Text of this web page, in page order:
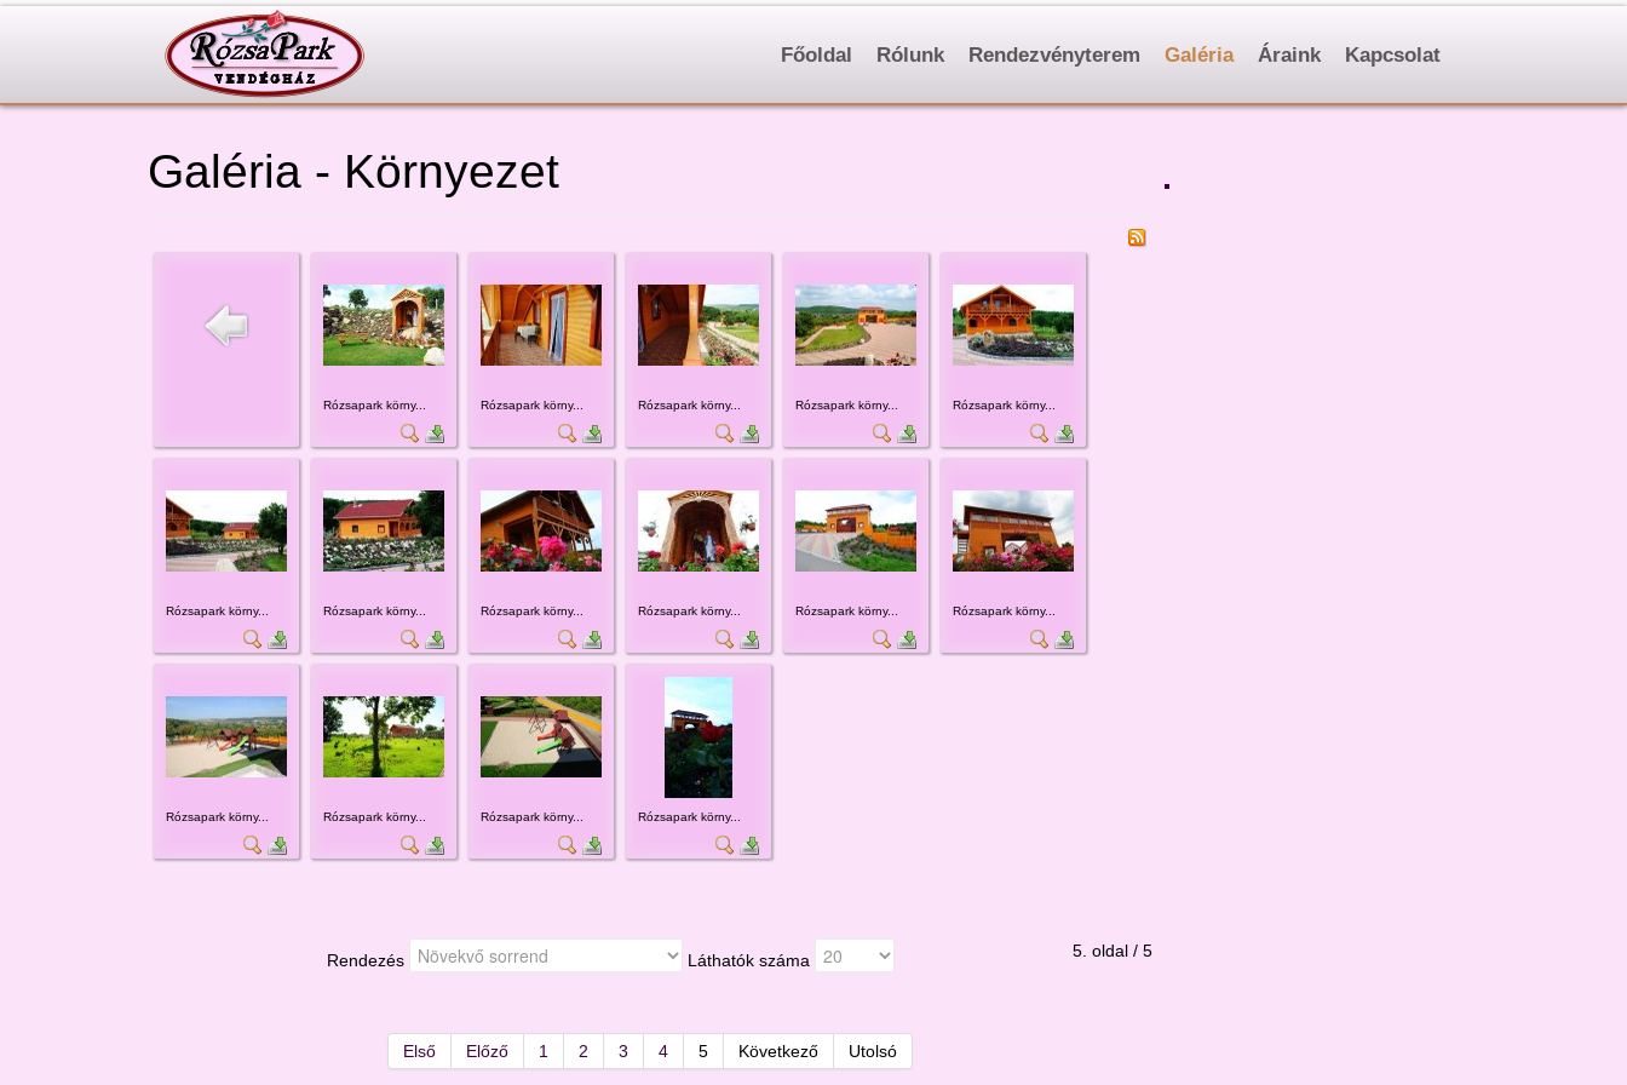
Főoldal Rólunk Rendezvényterem Galéria Áraink Kapcsolat
Galéria - Környezet
Rózsapark körny... Rózsapark körny... Rózsapark körny... Rózsapark körny... Rózsapark körny...
Rózsapark körny... Rózsapark körny... Rózsapark körny... Rózsapark körny... Rózsapark körny... Rózsapark körny...
Rózsapark körny... Rózsapark körny... Rózsapark körny... Rózsapark körny...
Rendezés Láthatók száma 5. oldal / 5
Első Előző 1 2 3 4 5 Következő Utolsó